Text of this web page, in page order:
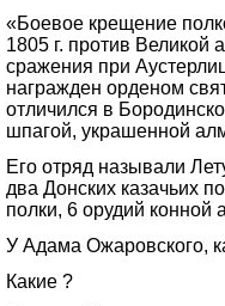
«Боевое крещение
1805 г. против
сражения при
награжден орденом
отличился в
шпагой, украшенной
Его отряд называли
два Донских казачьих
полки, 6 орудий конной
У Адама Ожаровского,
Какие ?